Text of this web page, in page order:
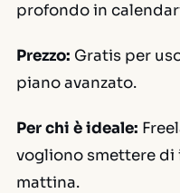
profondo in
Prezzo: Gratis per
piano avanzato.
Per chi è ideale:
vogliono smettere
mattina.